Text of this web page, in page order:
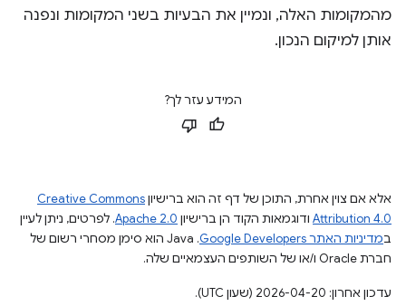
מהמקומות האלה, ונמיין את הבעיות בשני המקומות ונפנה
אותן למיקום הנכון.
המידע עזר לך?
אלא אם צוין אחרת, התוכן של דף זה הוא ברישיוןCreative Commons
Attribution 4.0 ודוגמאות הקוד הן ברישיון Apache 2.0. לפרטים, ניתן לעיין
במדיניות האתר Google Developers‏
.‏ Java הוא סימן מסחרי רשום של
חברת Oracle ו/או של השותפים העצמאיים שלה.
עדכון אחרון: 2026-04-20 (שעון UTC).